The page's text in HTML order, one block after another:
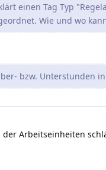
einen Tag Typ
Wie und wo
bzw. Unterstunden
Arbeitseinheiten